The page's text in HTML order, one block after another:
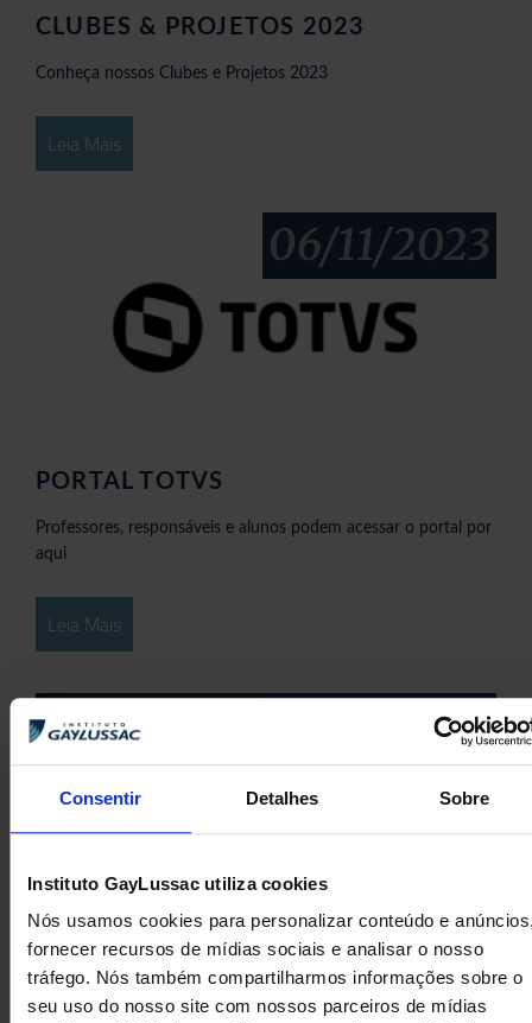
Consentir Detalhes Sobre
Instituto GayLussac utiliza cookies
Nós usamos cookies para personalizar conteúdo e
fornecer recursos de mídias sociais e analisar o nosso
tráfego. Nós também compartilharmos informações sobre o
seu uso do nosso site com nossos parceiros de mídias
CLUBES & PROJETOS 2023
Conheça nossos Clubes e Projetos 2023
Leia Mais
PORTAL TOTVS
06/11/2023
Professores, responsáveis e alunos podem acessar o portal por
aqui
Leia Mais
CLUBES & PROJETOS 2023
06/11/2023
Conheça nossos Clubes e Projetos 2023